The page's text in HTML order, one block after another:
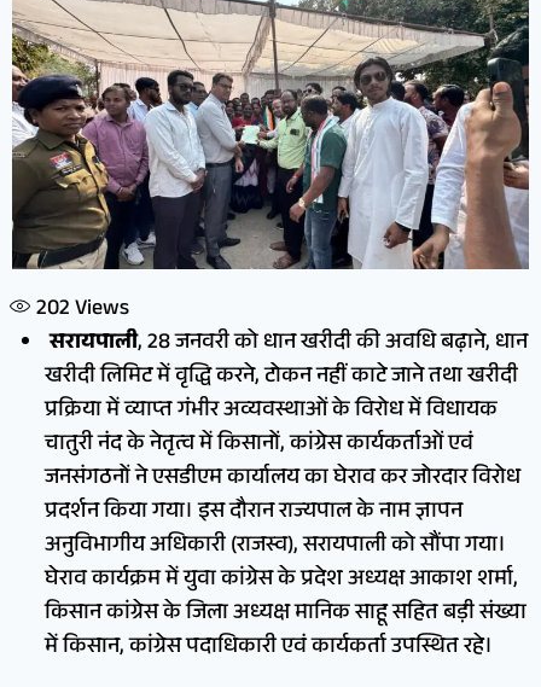
202Views
सरायपाली, 28 जनवरी को धान खरीदी की अवधि बढ़ाने, धान
खरीदी लिमिट में वृद्धि करने, टोकन नहीं काटे जाने तथा खरीदी
प्रक्रिया में व्याप्त गंभीर अव्यवस्थाओं के विरोध में विधायक
चातुरी नंद के नेतृत्व में किसानों, कांग्रेस कार्यकर्ताओं एवं
जनसंगठनों ने एसडीएम कार्यालय का घेराव कर जोरदार विरोध
प्रदर्शन किया गया। इस दौरान राज्यपाल के नाम ज्ञापन
अनुविभागीय अधिकारी (राजस्व), सरायपाली को सौंपा गया।
घेराव कार्यक्रम में युवा कांग्रेस के प्रदेश अध्यक्ष आकाश शर्मा,
किसान कांग्रेस के जिला अध्यक्ष मानिक साहू सहित बड़ी संख्या
में किसान, कांग्रेस पदाधिकारी एवं कार्यकर्ता उपस्थित रहे।